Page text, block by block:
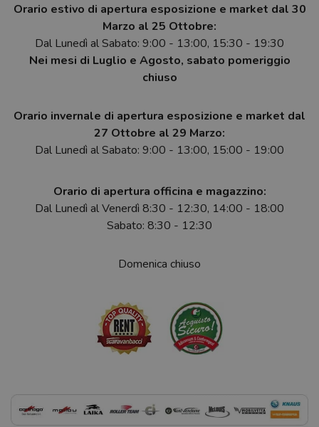
Orario estivo di apertura esposizione e market dal 30
Marzo al 25 Ottobre:
Dal Lunedì al Sabato: 9:00 - 13:00, 15:30 - 19:30
Nei mesi di Luglio e Agosto, sabato pomeriggio
chiuso
Orario invernale di apertura esposizione e market dal
27 Ottobre al 29 Marzo:
Dal Lunedì al Sabato: 9:00 - 13:00, 15:00 - 19:00
Orario di apertura officina e magazzino:
Dal Lunedì al Venerdì 8:30 - 12:30, 14:00 - 18:00
Sabato: 8:30 - 12:30
Domenica chiuso